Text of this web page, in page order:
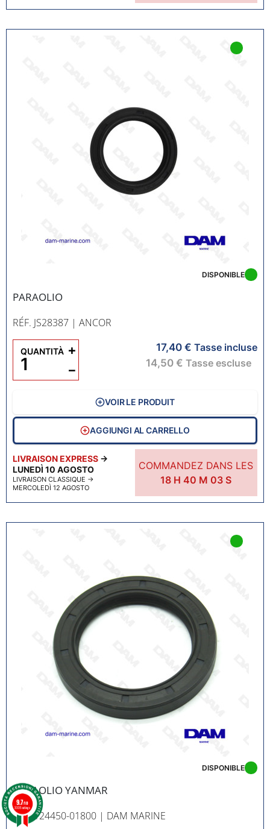
PARAOLIO
RÉF. JS28387 | ANCOR
LIVRAISON EXPRESS →
LUNEDÌ 10 AGOSTO
LIVRAISON CLASSIQUE →
MERCOLEDÌ 12 AGOSTO
COMMANDEZ DANS LES
18 H40 M 02 S
DISPONIBLE
17,40 € Tasse incluse
14,50 € Tasse escluse
QUANTITÀ
−
+
VOIR LE PRODUIT
AGGIUNGI AL CARRELLO
PARAOLIO YANMAR
RÉF. 124450-01800 | DAM MARINE
DISPONIBLE
9.7/10
3335 ratings